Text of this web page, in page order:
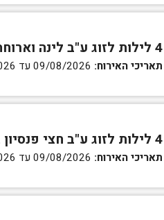
4 לילות לזוג ע"ב לינה וארוחת בוקר בחדר גן
תאריכי האירוח:
4 לילות לזוג ע"ב חצי פנסיון בחדר גן
תאריכי האירוח: